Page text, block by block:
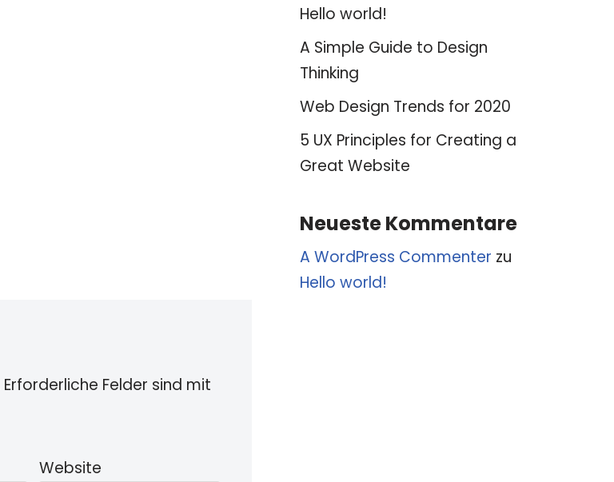
Erforderliche Felder sind mit
Website
Hello world!
A Simple Guide to Design
Thinking
Web Design Trends for 2020
5 UX Principles for Creating a
Great Website
Neueste Kommentare
A WordPress Commenter zu
Hello world!